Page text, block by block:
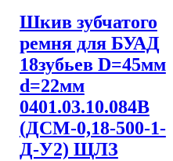
Шкив зубчатого
ремня для БУАД
18зубьев D=45мм
d=22мм
0401.03.10.084В
(ДСМ-0,18-500-1-
Д-У2) ЩЛЗ